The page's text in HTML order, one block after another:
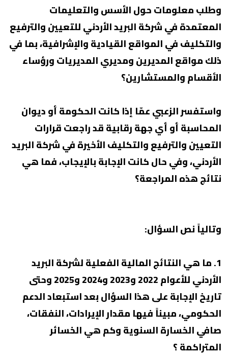
وطلب معلومات حول الأسس والتعليمات
المعتمدة في شركة البريد الأردني للتعيين والترفيع
والتكليف في المواقع القيادية والإشرافية، بما في
ذلك مواقع المديرين ومديري المديريات ورؤساء
الأقسام والمستشارين؟
واستفسر الزعبي عمّا إذا كانت الحكومة أو ديوان
المحاسبة أو أي جهة رقابية قد راجعت قرارات
التعيين والترفيع والتكليف الأخيرة في شركة البريد
الأردني، وفي حال كانت الإجابة بالإيجاب، فما هي
نتائج هذه المراجعة؟
وتالياً نص السؤال:
1. ما هي النتائج المالية الفعلية لشركة البريد
الأردني للأعوام 2022 و2023 و2024 و2025 وحتى
تاريخ الإجابة على هذا السؤال بعد استبعاد الدعم
الحكومي، مبيناً فيها مقدار الإيرادات، النفقات،
صافي الخسارة السنوية وكم هي الخسائر
المتراكمة ؟